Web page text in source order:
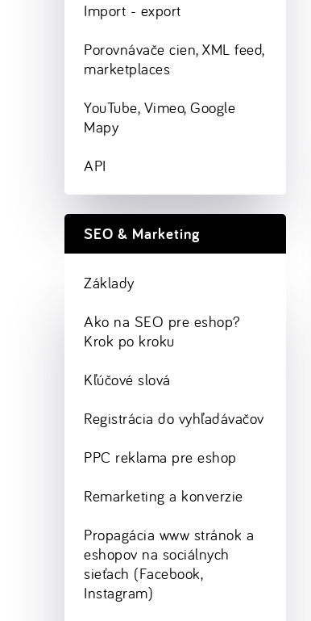
Import - export
Porovnávače cien, XML feed,
marketplaces
YouTube, Vimeo, Google
Mapy
API
SEO & Marketing
Základy
Ako na SEO pre eshop?
Krok po kroku
Kľúčové slová
Registrácia do vyhľadávačov
PPC reklama pre eshop
Remarketing a konverzie
Propagácia www stránok a
eshopov na sociálnych
sieťach (Facebook,
Instagram)